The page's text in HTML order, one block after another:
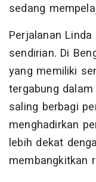
sedang
Perjalanan
sendirian. Di
yang memiliki
tergabung
saling berbagi
menghadirkan
lebih dekat
membangkitkan